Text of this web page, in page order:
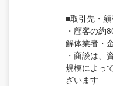
■取引先・
・顧客の約
解体業者・
・商談は、
規模によっ
ざいます